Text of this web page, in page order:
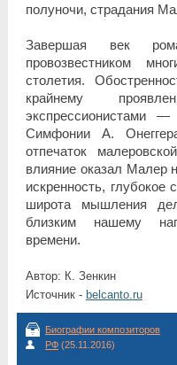
полуночи, страдания
Завершая век
провозвестником
столетия.
крайнему
экспрессионистами
Симфонии А.
отпечаток
влияние оказал Maлер
искренность, глубокое
широта мышления
близким нашему
времени.
Автор: К. Зенкин
Источник - belcanto.ru
Биографии композиторов
РФ(25.11.2016)